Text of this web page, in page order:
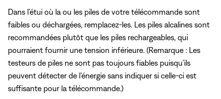
Dans l’étui où la ou les piles de votre télécommande sont
faibles ou déchargées, remplacez-les. Les piles alcalines sont
recommandées plutôt que les piles rechargeables, qui
pourraient fournir une tension inférieure. (Remarque : Les
testeurs de piles ne sont pas toujours fiables puisqu’ils
peuvent détecter de l’énergie sans indiquer si celle-ci est
suffisante pour la télécommande.)